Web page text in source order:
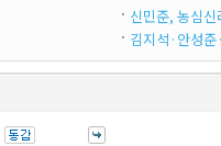
신민준, 농심
김지석·안성